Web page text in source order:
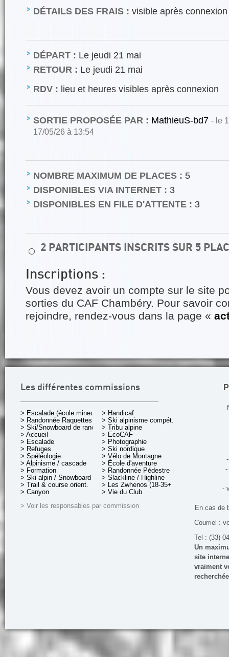
DÉTAILS DES FRAIS : visible après connexion
DÉPART : Le jeudi 21 mai
RETOUR : Le jeudi 21 mai
RDV : lieu et heures visibles après connexion
SORTIE PROPOSÉE PAR : MathieuS-bd7 - le
17/05/26 à 13:54
NOMBRE MAXIMUM DE PLACES : 5
DISPONIBLES VIA INTERNET : 3
DISPONIBLES EN FILE D'ATTENTE : 3
⚪ 2 PARTICIPANTS INSCRITS SUR 5
Inscriptions :
Vous devez avoir un compte sur le site
sorties du CAF Chambéry. Pour savoir
rejoindre, rendez-vous dans la page «
Les différentes commissions
> Escalade (école mineurs)
> Randonnée Raquettes
> Ski/Snowboard de rando.
> Accueil
> Escalade
> Refuges
> Spéléologie
> Alpinisme / cascade
> Formation
> Ski alpin / Snowboard
> Trail & course orient.
> Canyon
> Handicaf
> Ski alpinisme compét.
> Tribu alpine
> EcoCAF
> Photographie
> Ski nordique
> Vélo de Montagne
> École d'aventure
> Randonnée Pédestre
> Slackline / Highline
> Les Zwhenos (18-35+ ans)
> Vie du Club
> Voir les responsables par commission
-
-
En cas de
Courriel :
Tel : (33)
Un
site
vraiment